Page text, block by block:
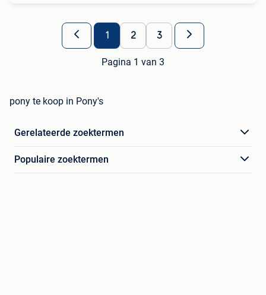
1 2 3
Pagina 1 van 3
pony te koop in Pony's
Gerelateerde zoektermen
Populaire zoektermen